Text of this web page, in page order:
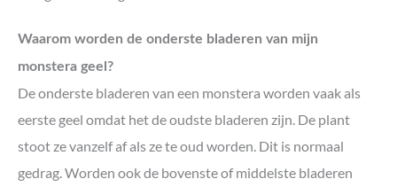
Waarom worden de onderste bladeren van mijn
monstera geel?
De onderste bladeren van een monstera worden vaak als
eerste geel omdat het de oudste bladeren zijn. De plant
stoot ze vanzelf af als ze te oud worden. Dit is normaal
gedrag. Worden ook de bovenste of middelste bladeren